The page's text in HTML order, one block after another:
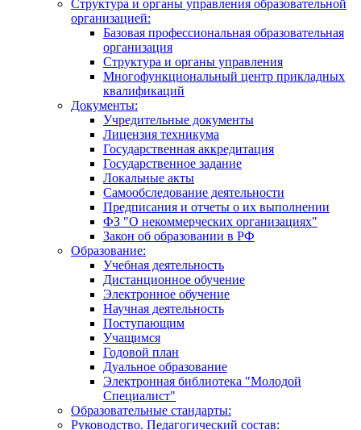
Структура и органы управления образовательной
организацией:
Базовая профессиональная образовательная
организация
Структура и органы управления
Многофункциональный центр прикладных
квалификаций
Документы:
Учредительные документы
Лицензия техникума
Государственная аккредитация
Государственное задание
Локальные акты
Самообследование деятельности
Предписания и отчеты о их выполнении
ФЗ "О некоммерческих организациях"
Закон об образовании в РФ
Образование:
Учебная деятельность
Дистанционное обучение
Электронное обучение
Научная деятельность
Поступающим
Учащимся
Годовой план
Дуальное образование
Электронная библиотека "Молодой
Специалист"
Образовательные стандарты:
Руководство. Педагогический состав: